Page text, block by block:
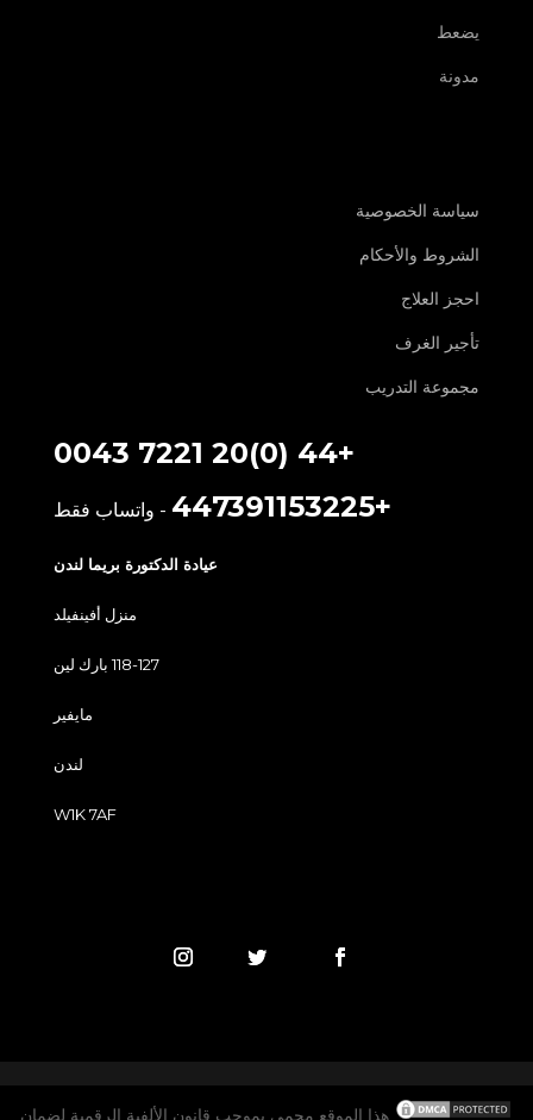
يضعط
مدونة
سياسة الخصوصية
الشروط والأحكام
احجز العلاج
تأجير الغرف
مجموعة التدريب
+44 (0)20 7221 0043
+447391153225
- واتساب فقط
عيادة الدكتورة بريما لندن
منزل أفينفيلد
118-127 بارك لين
مايفير
لندن
W1K 7AF
هذا الموقع محمي بموجب قانون الألفية الرقمية لضمان